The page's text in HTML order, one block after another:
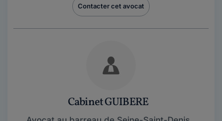
Contacter cet avocat
Cabinet GUIBERE